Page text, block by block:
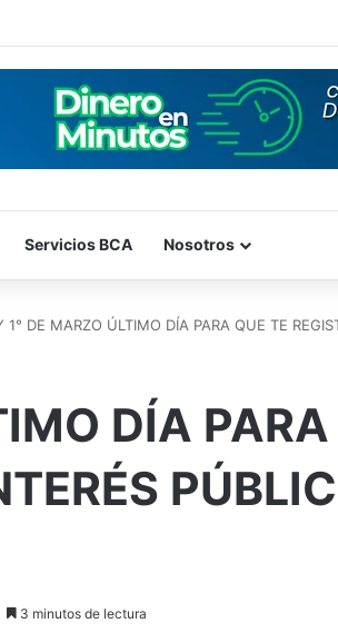
Servicios BCA Nosotros
1° DE MARZO ÚLTIMO DÍA PARA QUE TE
DÍA
3 minutos de lectura